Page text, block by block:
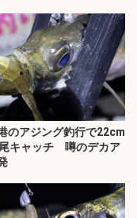
のアジング釣行で22cm
キャッチ 噂のデカア